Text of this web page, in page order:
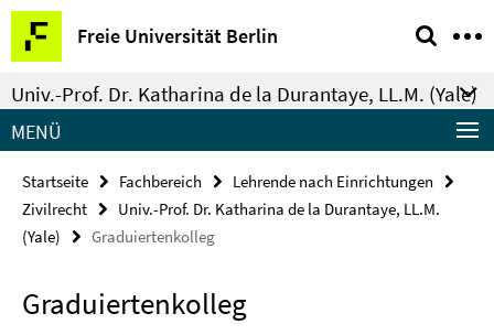
Springe
direkt
zu
Inhalt
Freie Universität Berlin
Service-
Navigation
Univ.-Prof. Dr. Katharina de la Durantaye, LL.M. (Yale)
MENÜ
Startseite Fachbereich
Lehrende nach Einrichtungen
Zivilrecht
Univ.-Prof. Dr. Katharina de la Durantaye, LL.M.
(Yale)
Graduiertenkolleg
Graduiertenkolleg